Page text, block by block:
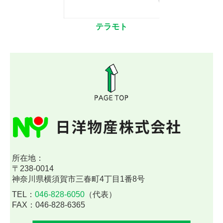
テラモト
所在地：
〒238-0014
神奈川県横須賀市三春町4丁目1番8号
TEL：046-828-6050 （代表）
FAX：046-828-6365